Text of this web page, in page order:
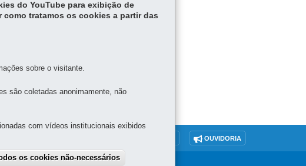
OUVIDORIA
do YouTube para exibição de
tratamos os cookies a partir das
sobre o visitante.
são coletadas anonimamente, não
com vídeos institucionais exibidos
os cookies não-necessários